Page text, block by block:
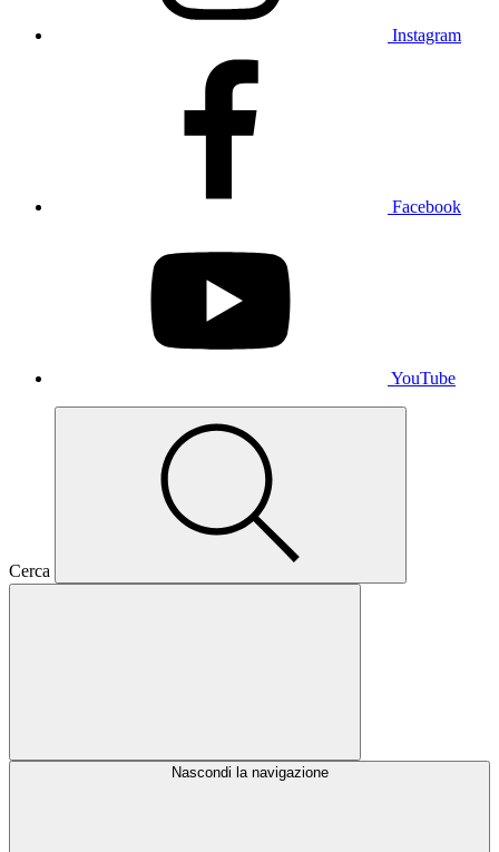
Instagram
Facebook
YouTube
Cerca
Nascondi la navigazione